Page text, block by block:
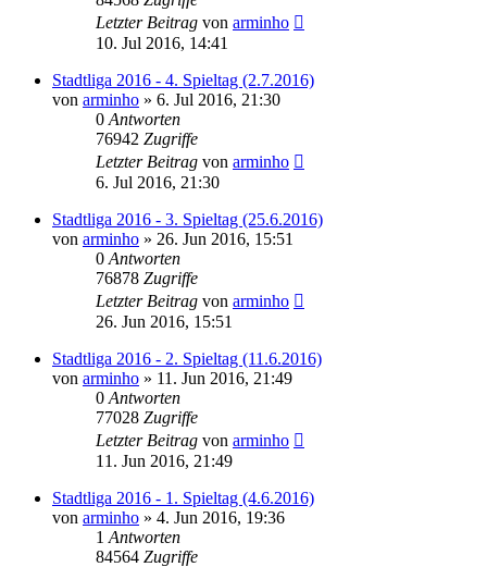
Letzter Beitrag von arminho
10. Jul 2016, 14:41
Stadtliga 2016 - 4. Spieltag (2.7.2016)
von arminho » 6. Jul 2016, 21:30
0 Antworten
76942 Zugriffe
Letzter Beitrag von arminho
6. Jul 2016, 21:30
Stadtliga 2016 - 3. Spieltag (25.6.2016)
von arminho » 26. Jun 2016, 15:51
0 Antworten
76878 Zugriffe
Letzter Beitrag von arminho
26. Jun 2016, 15:51
Stadtliga 2016 - 2. Spieltag (11.6.2016)
von arminho » 11. Jun 2016, 21:49
0 Antworten
77028 Zugriffe
Letzter Beitrag von arminho
11. Jun 2016, 21:49
Stadtliga 2016 - 1. Spieltag (4.6.2016)
von arminho » 4. Jun 2016, 19:36
1 Antworten
84564 Zugriffe